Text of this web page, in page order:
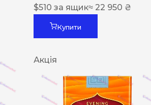
$510 за ящик≈ 22 950 ₴
Купити
Акція